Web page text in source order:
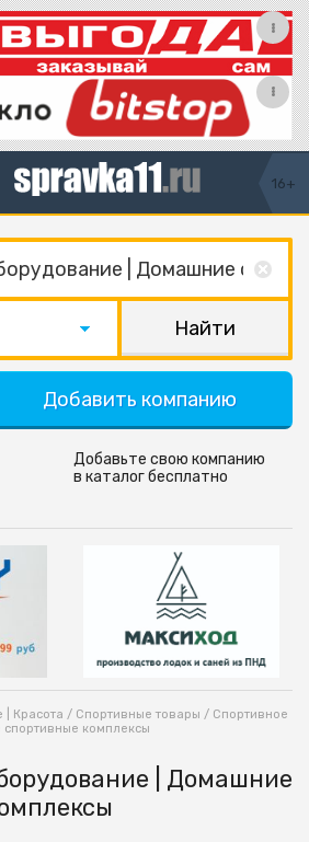
16+
Добавить компанию
Добавьте свою компанию
в каталог бесплатно
| Красота / Спортивные товары / Спортивное
комплексы
| Домашние